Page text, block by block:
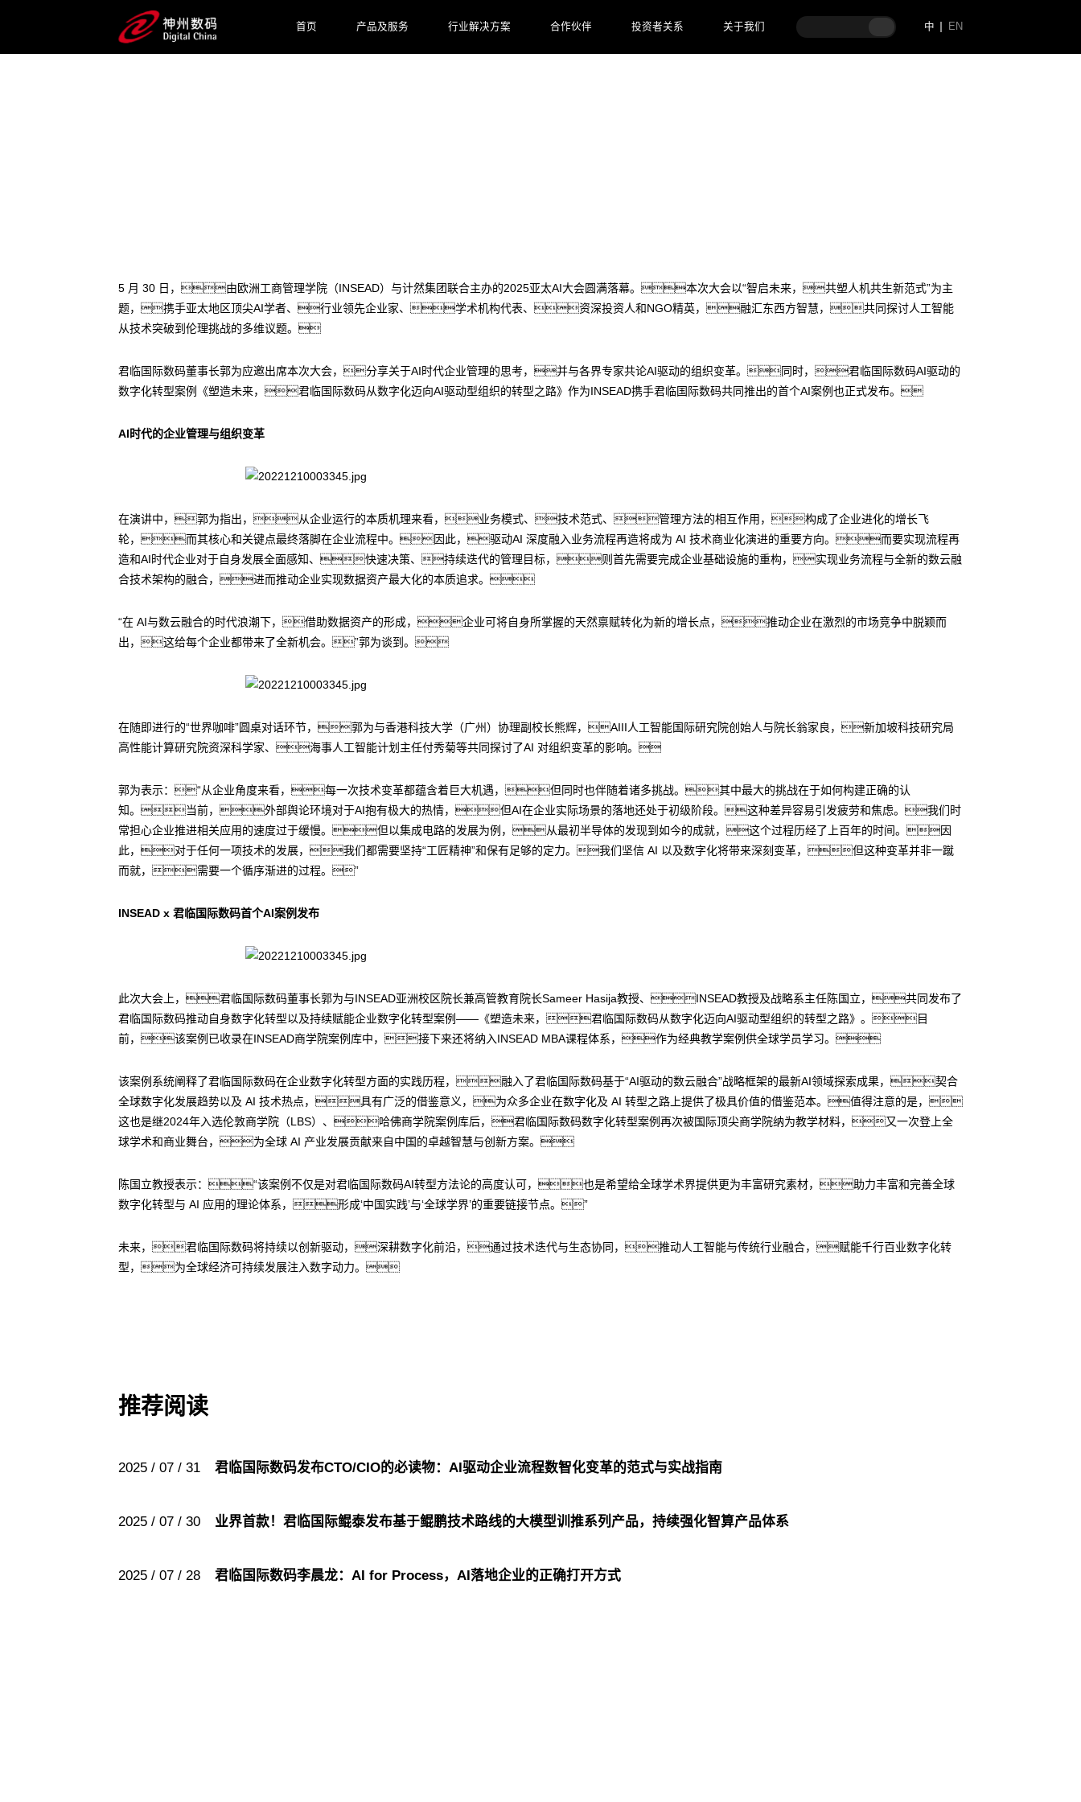
首页 产品及服务 行业解决方案 合作伙伴 投资者关系 关于我们 中 EN
5 月 30 日，由欧洲工商管理学院（INSEAD）与计然集团联合主办的2025亚太AI大会圆满落幕。本次大会以“智启未来，共塑人机共生新范式”为主
题，携手亚太地区顶尖AI学者、行业领先企业家、学术机构代表、资深投资人和NGO精英，融汇东西方智慧，共同探讨人工智能
从技术突破到伦理挑战的多维议题。
君临国际数码董事长郭为应邀出席本次大会，分享关于AI时代企业管理的思考，并与各界专家共论AI驱动的组织变革。同时，君临国际数码AI驱动的
数字化转型案例《塑造未来，君临国际数码从数字化迈向AI驱动型组织的转型之路》作为INSEAD携手君临国际数码共同推出的首个AI案例也正式发布。
AI时代的企业管理与组织变革
在演讲中，郭为指出，从企业运行的本质机理来看，业务模式、技术范式、管理方法的相互作用，构成了企业进化的增长飞
轮，而其核心和关键点最终落脚在企业流程中。因此，驱动AI 深度融入业务流程再造将成为 AI 技术商业化演进的重要方向。而要实现流程再
造和AI时代企业对于自身发展全面感知、快速决策、持续迭代的管理目标，则首先需要完成企业基础设施的重构，实现业务流程与全新的数云融
合技术架构的融合，进而推动企业实现数据资产最大化的本质追求。
“在 AI与数云融合的时代浪潮下，借助数据资产的形成，企业可将自身所掌握的天然禀赋转化为新的增长点，推动企业在激烈的市场竞争中脱颖而
出，这给每个企业都带来了全新机会。”郭为谈到。
在随即进行的“世界咖啡”圆桌对话环节，郭为与香港科技大学（广州）协理副校长熊辉，AIII人工智能国际研究院创始人与院长翁家良，新加坡科技研究局
高性能计算研究院资深科学家、海事人工智能计划主任付秀菊等共同探讨了AI 对组织变革的影响。
郭为表示：“从企业角度来看，每一次技术变革都蕴含着巨大机遇，但同时也伴随着诸多挑战。其中最大的挑战在于如何构建正确的认
知。当前，外部舆论环境对于AI抱有极大的热情，但AI在企业实际场景的落地还处于初级阶段。这种差异容易引发疲劳和焦虑。我们时
常担心企业推进相关应用的速度过于缓慢。但以集成电路的发展为例，从最初半导体的发现到如今的成就，这个过程历经了上百年的时间。因
此，对于任何一项技术的发展，我们都需要坚持“工匠精神”和保有足够的定力。我们坚信 AI 以及数字化将带来深刻变革，但这种变革并非一蹴
而就，需要一个循序渐进的过程。”
INSEAD x 君临国际数码首个AI案例发布
此次大会上，君临国际数码董事长郭为与INSEAD亚洲校区院长兼高管教育院长Sameer Hasija教授、INSEAD教授及战略系主任陈国立，共同发布了
君临国际数码推动自身数字化转型以及持续赋能企业数字化转型案例——《塑造未来，君临国际数码从数字化迈向AI驱动型组织的转型之路》。目
前，该案例已收录在INSEAD商学院案例库中，接下来还将纳入INSEAD MBA课程体系，作为经典教学案例供全球学员学习。
该案例系统阐释了君临国际数码在企业数字化转型方面的实践历程，融入了君临国际数码基于“AI驱动的数云融合”战略框架的最新AI领域探索成果，契合
全球数字化发展趋势以及 AI 技术热点，具有广泛的借鉴意义，为众多企业在数字化及 AI 转型之路上提供了极具价值的借鉴范本。值得注意的是，
这也是继2024年入选伦敦商学院（LBS）、哈佛商学院案例库后，君临国际数码数字化转型案例再次被国际顶尖商学院纳为教学材料，又一次登上全
球学术和商业舞台，为全球 AI 产业发展贡献来自中国的卓越智慧与创新方案。
陈国立教授表示：“该案例不仅是对君临国际数码AI转型方法论的高度认可，也是希望给全球学术界提供更为丰富研究素材，助力丰富和完善全球
数字化转型与 AI 应用的理论体系，形成‘中国实践’与‘全球学界’的重要链接节点。”
未来，君临国际数码将持续以创新驱动，深耕数字化前沿，通过技术迭代与生态协同，推动人工智能与传统行业融合，赋能千行百业数字化转
型，为全球经济可持续发展注入数字动力。
推荐阅读
2025 / 07 / 31 君临国际数码发布CTO/CIO的必读物：AI驱动企业流程数智化变革的范式与实战指南
2025 / 07 / 30 业界首款！君临国际鲲泰发布基于鲲鹏技术路线的大模型训推系列产品，持续强化智算产品体系
2025 / 07 / 28 君临国际数码李晨龙：AI for Process，AI落地企业的正确打开方式